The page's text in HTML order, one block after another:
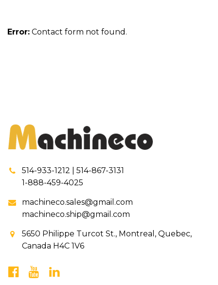
Error: Contact form not found.
514-933-1212 | 514-867-3131
1-888-459-4025
machineco.sales@gmail.com
machineco.ship@gmail.com
5650 Philippe Turcot St., Montreal, Quebec,
Canada H4C 1V6